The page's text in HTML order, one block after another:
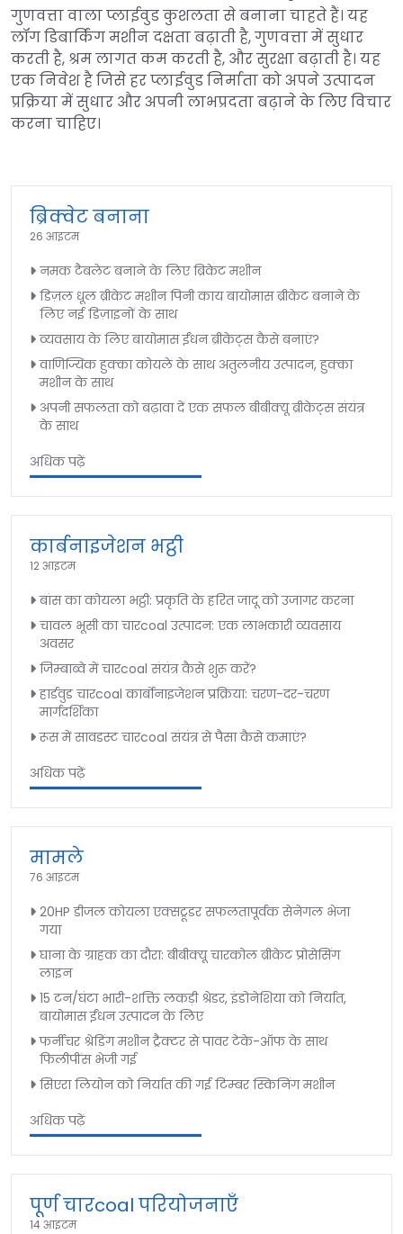
गुणवत्ता वाला प्लाईवुड कुशलता से बनाना चाहते हैं। यह
लॉग डिबार्किंग मशीन दक्षता बढ़ाती है, गुणवत्ता में सुधार
करती है, श्रम लागत कम करती है, और सुरक्षा बढ़ाती है। यह
एक निवेश है जिसे हर प्लाईवुड निर्माता को अपने उत्पादन
प्रक्रिया में सुधार और अपनी लाभप्रदता बढ़ाने के लिए विचार
करना चाहिए।
ब्रिक्वेट बनाना
26 आइटम
नमक टैबलेट बनाने के लिए ब्रिकेट मशीन
डिज़ल धूल ब्रीकेट मशीन पिनी काय बायोमास ब्रीकेट बनाने के
लिए नई डिज़ाइनों के साथ
व्यवसाय के लिए बायोमास ईंधन ब्रीकेट्स कैसे बनाएं?
वाणिज्यिक हुक्का कोयले के साथ अतुलनीय उत्पादन, हुक्का
मशीन के साथ
अपनी सफलता को बढ़ावा दें एक सफल बीबीक्यू ब्रीकेट्स संयंत्र
के साथ
अधिक पढ़ें
कार्बनाइजेशन भट्ठी
12 आइटम
बांस का कोयला भट्ठी: प्रकृति के हरित जादू को उजागर करना
चावल भूसी का चारcoal उत्पादन: एक लाभकारी व्यवसाय
अवसर
जिम्बाब्वे में चारcoal संयंत्र कैसे शुरू करें?
हार्डवुड चारcoal कार्बोनाइजेशन प्रक्रिया: चरण-दर-चरण
मार्गदर्शिका
रूस में सावडस्ट चारcoal संयंत्र से पैसा कैसे कमाएं?
अधिक पढ़ें
मामले
76 आइटम
20HP डीजल कोयला एक्सट्रूडर सफलतापूर्वक सेनेगल भेजा
गया
घाना के ग्राहक का दौरा: बीबीक्यू चारकोल ब्रीकेट प्रोसेसिंग
लाइन
15 टन/घंटा भारी-शक्ति लकड़ी श्रेडर, इंडोनेशिया को निर्यात,
बायोमास ईंधन उत्पादन के लिए
फर्नीचर श्रेडिंग मशीन ट्रैक्टर से पावर टेके-ऑफ के साथ
फिलीपींस भेजी गई
सिएरा लियोन को निर्यात की गई टिम्बर स्किनिंग मशीन
अधिक पढ़ें
पूर्ण चारcoal परियोजनाएँ
14 आइटम